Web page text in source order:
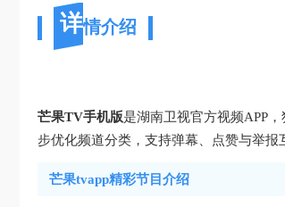
详情介绍
芒果TV手机版是湖南卫视官方视频APP
步优化频道分类，支持弹幕、点赞与举
芒果tvapp精彩节目介绍